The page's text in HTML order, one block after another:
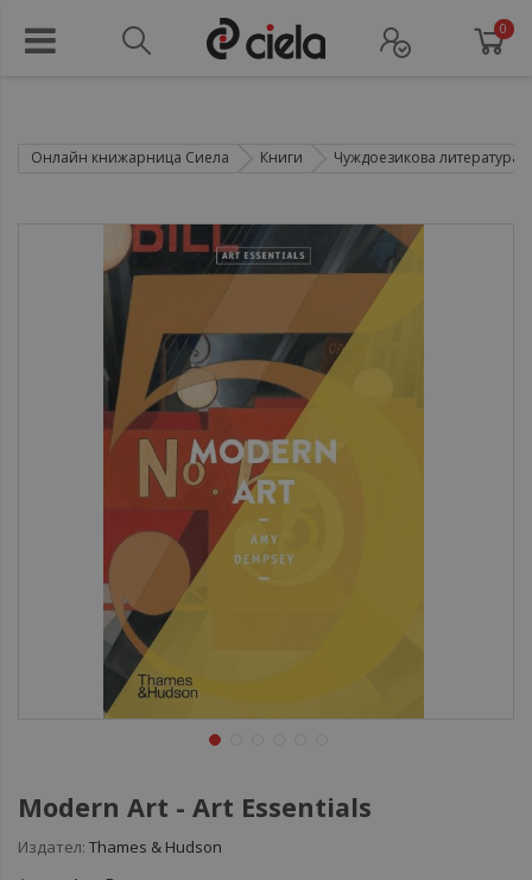
0
Онлайн книжарница Сиела Книги Чуждоезикова литература
Modern Art - Art Essentials
Издател: Thames & Hudson